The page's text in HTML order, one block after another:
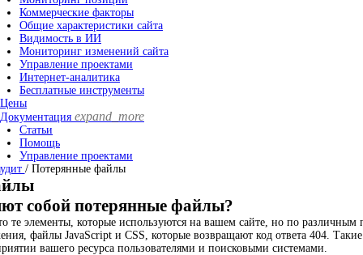
Коммерческие факторы
Общие характеристики сайта
Видимость в ИИ
Мониторинг изменений сайта
Управление проектами
Интернет-аналитика
Бесплатные инструменты
Цены
Документация expand_more
Статьи
Помощь
Управление проектами
/ Потерянные файлы
собой потерянные файлы?
элементы, которые используются на вашем сайте, но по различным
файлы JavaScript и CSS, которые возвращают код ответа 404.
вашего ресурса пользователями и поисковыми системами.